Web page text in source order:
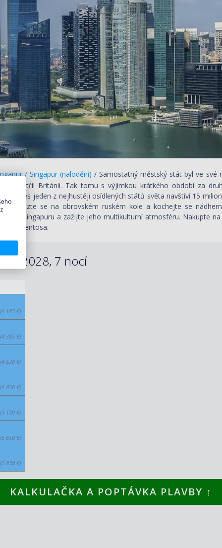
/ Singapur (nalodění)/ Samostatný městský stát byl ve
patřil Británii. Tak tomu s výjimkou krátkého období za
Dnes jeden z nejhustěji osídlených států světa navštíví 15
svezte se na obrovském ruském kole a kochejte se
část Singapuru a zažijte jeho multikulturní atmosféru. Nakupte
Sentosa.
7 nocí
(4 185 €)
(4 385 €)
(4 620 €)
(4 850 €)
(5 120 €)
(5 650 €)
(5 850 €)
KALKULAČKA A POPTÁVKA PLAVBY ↑